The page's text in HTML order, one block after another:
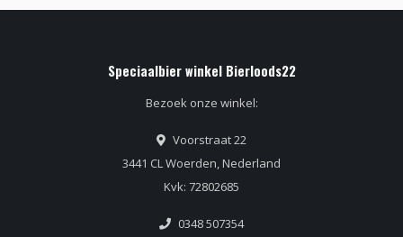
Speciaalbier winkel Bierloods22
Bezoek onze winkel:
Voorstraat 22
3441 CL Woerden, Nederland
Kvk: 72802685
0348 507354